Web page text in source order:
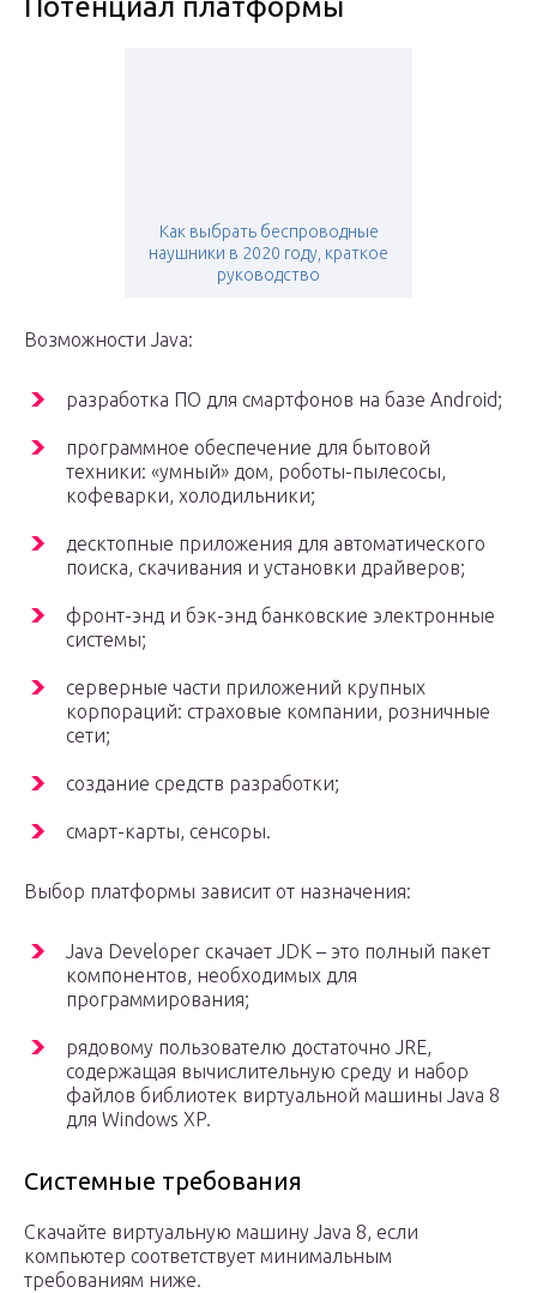
Потенциал платформы
Как выбрать беспроводные
наушники в 2020 году, краткое
руководство
Возможности Java:
разработка ПО для смартфонов на базе Android;
программное обеспечение для бытовой
техники: «умный» дом, роботы-пылесосы,
кофеварки, холодильники;
десктопные приложения для автоматического
поиска, скачивания и установки драйверов;
фронт-энд и бэк-энд банковские электронные
системы;
серверные части приложений крупных
корпораций: страховые компании, розничные
сети;
создание средств разработки;
смарт-карты, сенсоры.
Выбор платформы зависит от назначения:
Java Developer скачает JDK – это полный пакет
компонентов, необходимых для
программирования;
рядовому пользователю достаточно JRE,
содержащая вычислительную среду и набор
файлов библиотек виртуальной машины Java 8
для Windows XP.
Системные требования
Скачайте виртуальную машину Java 8, если
компьютер соответствует минимальным
требованиям ниже.